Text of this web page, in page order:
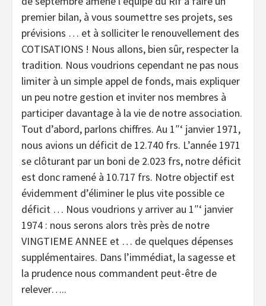
premier bilan, à vous soumettre ses projets, ses
prévisions … et à solliciter le renouvellement des
COTISATIONS ! Nous allons, bien sûr, respecter la
tradition. Nous voudrions cependant ne pas nous
limiter à un simple appel de fonds, mais expliquer
un peu notre gestion et inviter nos membres à
participer davantage à la vie de notre association.
Tout d’abord, parlons chiffres. Au 1″‘ janvier 1971,
nous avions un déficit de 12.740 frs. L’année 1971
se clôturant par un boni de 2.023 frs, notre déficit
est donc ramené à 10.717 frs. Notre objectif est
évidemment d’éliminer le plus vite possible ce
déficit … Nous voudrions y arriver au 1″‘ janvier
1974 : nous serons alors très près de notre
VINGTIEME ANNEE et … de quelques dépenses
supplémentaires. Dans l’immédiat, la sagesse et
la prudence nous commandent peut-être de
relever…..